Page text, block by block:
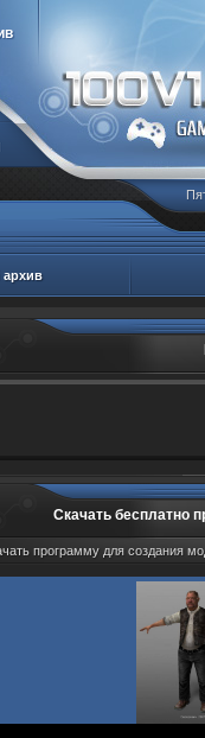
архив
Скачать бесплатно
программу для создания
sah767 Дата: 07.08.2026